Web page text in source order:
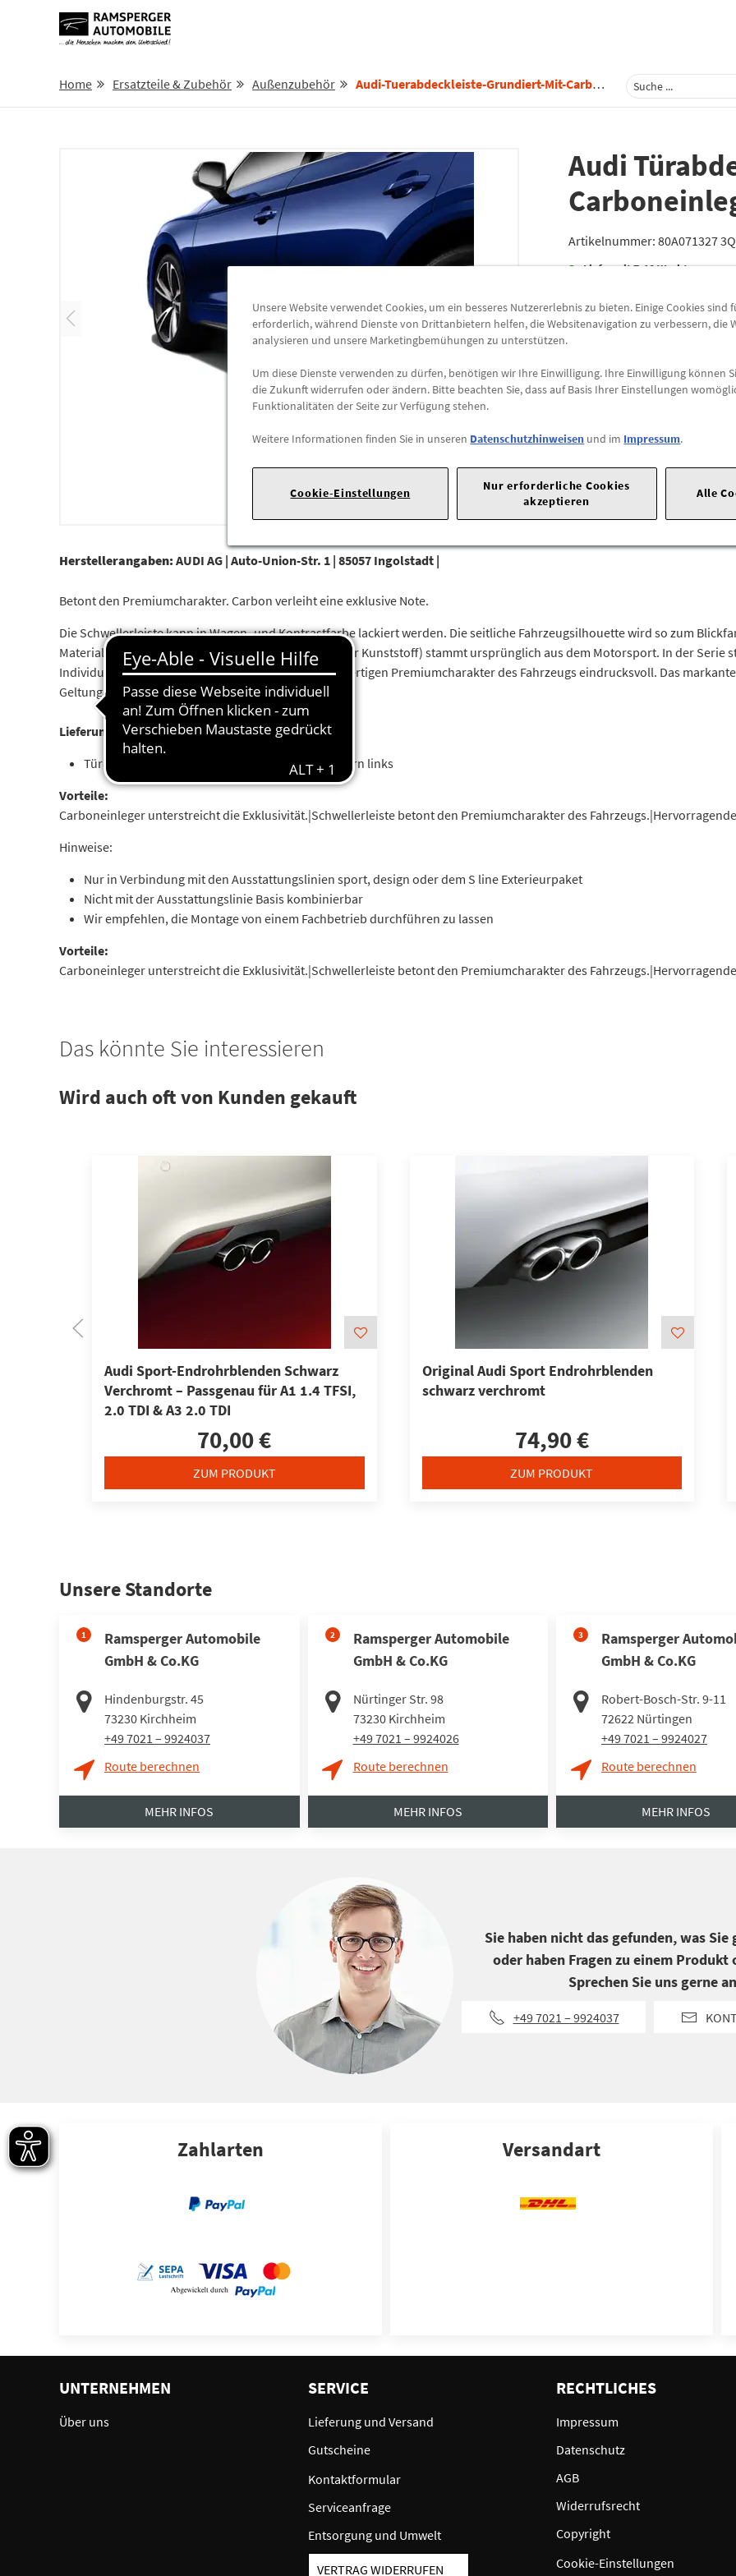
Home Ersatzteile & Zubehör Außenzubehör Audi-Tuerabdeckleiste-Grundiert-Mit-Carboneinleger-Fuer-Vorn-Links-80a071327-3q0
Audi
Artikelnummer: 80A071327
Lieferzeit7-10 Werktage
Lieferung
Preis inkl.19%MwSt.
Abholung
Abholbar andiesen
-
Herstellerangaben: AUDI AG | Auto-Union-Str. 1 | 85057 Ingolstadt |
Betont den Premiumcharakter. Carbon verleiht eine exklusive Note.
Die Schwellerleiste kann in Wagen- und Kontrastfarbe lackiert werden. Die seitliche Fahrzeugsilhouette wird so zum
Material Carbon oder CFK (kohlenstofffaserverstärkter Kunststoff) stammt ursprünglich aus dem Motorsport. In der Serie
Individualität. Außerdem unterstreicht es den hochwertigen Premiumcharakter des Fahrzeugs eindrucksvoll. Das
Geltung. Bestandteil des carbon style Pakets.
Lieferumfang:
Türabdeckleiste grundiert mit Carboneinleger vorn links
Vorteile:
Carboneinleger unterstreicht die Exklusivität.|Schwellerleiste betont den Premiumcharakter des
Hinweise:
Nur in Verbindung mit den Ausstattungslinien sport, design oder dem S line Exterieurpaket
Nicht mit der Ausstattungslinie Basis kombinierbar
Wir empfehlen, die Montage von einem Fachbetrieb durchführen zu lassen
Vorteile:
Carboneinleger unterstreicht die Exklusivität.|Schwellerleiste betont den Premiumcharakter des
Das könnte Sie interessieren
Wird auch oft von Kunden gekauft
Audi Sport-Endrohrblenden Schwarz
Verchromt – Passgenau für A1 1.4 TFSI,
2.0 TDI & A3 2.0 TDI
70,00 €
ZUM PRODUKT
Original Audi Sport Endrohrblenden
schwarz verchromt
74,90 €
ZUM PRODUKT
Unsere Standorte
1
Ramsperger Automobile
GmbH & Co.KG
Hindenburgstr. 45
73230 Kirchheim
+49 7021 – 9924037
Route berechnen
MEHR INFOS
2
Ramsperger Automobile
GmbH & Co.KG
Nürtinger Str. 98
73230 Kirchheim
+49 7021 – 9924026
Route berechnen
MEHR INFOS
3
Ramsperger
GmbH & Co.KG
Robert-Bosch-Str. 9-11
72622 Nürtingen
+49 7021 – 9924027
Route berechnen
MEHR INFOS
Sie haben nicht das gefunden, was Sie
oder haben Fragen zu einem Produkt
Sprechen Sie uns gerne
+49 7021 – 9924037
Zahlarten Versandart
UNTERNEHMEN
Über uns
SERVICE
Lieferung und Versand
Gutscheine
Kontaktformular
Serviceanfrage
Entsorgung und Umwelt
VERTRAG WIDERRUFEN
RECHTLICHES
Impressum
Datenschutz
AGB
Widerrufsrecht
Copyright
Cookie-Einstellungen
Unsere Website verwendet Cookies, um ein besseres Nutzererlebnis zu bieten. Einige Cookies
erforderlich, während Dienste von Drittanbietern helfen, die Websitenavigation zu verbessern, die
analysieren und unsere Marketingbemühungen zu unterstützen.
Um diese Dienste verwenden zu dürfen, benötigen wir Ihre Einwilligung. Ihre Einwilligung können
die Zukunft widerrufen oder ändern. Bitte beachten Sie, dass auf Basis Ihrer Einstellungen
Funktionalitäten der Seite zur Verfügung stehen.
Weitere Informationen finden Sie in unseren Datenschutzhinweisen und im Impressum.
Cookie-Einstellungen
Nur erforderliche Cookies
akzeptieren
Alle